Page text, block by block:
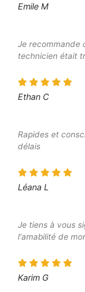
Emile M
Je recommande
technicien était
Ethan C
Rapides et
délais
Léana L
Je tiens à vous
l'amabilité de
Karim G